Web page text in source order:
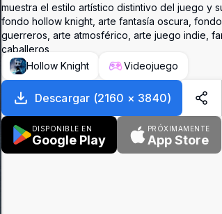
muestra el estilo artístico distintivo del juego y
fondo hollow knight, arte fantasía oscura,
guerreros, arte atmosférico, arte juego indie,
caballeros
Hollow Knight
Videojuego
Descargar (2160 × 3840)
DISPONIBLE EN
Google Play
PRÓXIMAMENTE
App Store